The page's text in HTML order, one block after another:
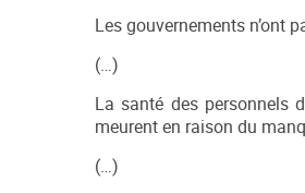
Les gouvernements n’ont
(…)
La santé des personnels
meurent en raison du
(…)